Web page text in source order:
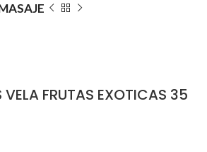
VELA FRUTAS EXOTICAS 35